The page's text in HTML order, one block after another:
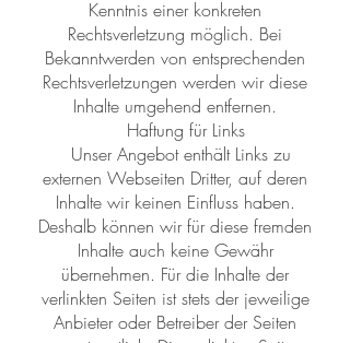
Kenntnis einer konkreten
Rechtsverletzung möglich. Bei
Bekanntwerden von entsprechenden
Rechtsverletzungen werden wir diese
Inhalte umgehend entfernen.
Haftung für Links
Unser Angebot enthält Links zu
externen Webseiten Dritter, auf deren
Inhalte wir keinen Einfluss haben.
Deshalb können wir für diese fremden
Inhalte auch keine Gewähr
übernehmen. Für die Inhalte der
verlinkten Seiten ist stets der jeweilige
Anbieter oder Betreiber der Seiten